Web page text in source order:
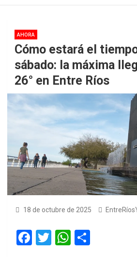
AHORA
Cómo estará el
sábado: la máxima
26° en Entre Ríos
18 de octubre de 2025
F
T
W